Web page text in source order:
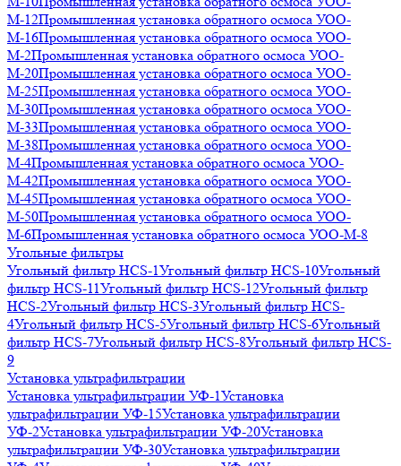
М-12Промышленная установка обратного осмоса УОО-
М-16Промышленная установка обратного осмоса УОО-
М-2Промышленная установка обратного осмоса УОО-
М-20Промышленная установка обратного осмоса УОО-
М-25Промышленная установка обратного осмоса УОО-
М-30Промышленная установка обратного осмоса УОО-
М-33Промышленная установка обратного осмоса УОО-
М-38Промышленная установка обратного осмоса УОО-
М-4Промышленная установка обратного осмоса УОО-
М-42Промышленная установка обратного осмоса УОО-
М-45Промышленная установка обратного осмоса УОО-
М-50Промышленная установка обратного осмоса УОО-
М-6Промышленная установка обратного осмоса УОО-М-8
Угольные фильтры
Угольный фильтр HСS-1Угольный фильтр HСS-10Угольный
фильтр HСS-11Угольный фильтр HСS-12Угольный фильтр
HСS-2Угольный фильтр HСS-3Угольный фильтр HСS-
4Угольный фильтр HСS-5Угольный фильтр HСS-6Угольный
фильтр HСS-7Угольный фильтр HСS-8Угольный фильтр HСS-
9
Установка ультрафильтрации
Установка ультрафильтрации УФ-1Установка
ультрафильтрации УФ-15Установка ультрафильтрации
УФ-2Установка ультрафильтрации УФ-20Установка
ультрафильтрации УФ-30Установка ультрафильтрации